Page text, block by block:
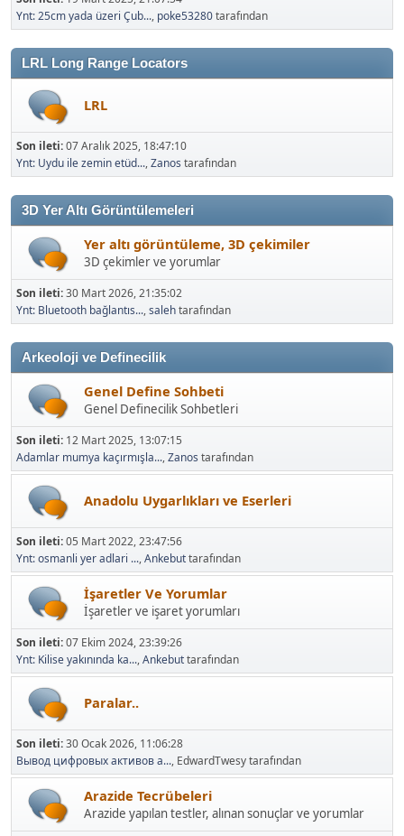
Ynt: 25cm yada üzeri Çub..., poke53280tarafından
LRL Long Range Locators
LRL
Son ileti:07 Aralık 2025, 18:47:10
Ynt: Uydu ile zemin etüd...,Zanos tarafından
3D Yer Altı Görüntülemeleri
Yer altı görüntüleme, 3D çekimiler
3D çekimler ve yorumlar
Son ileti:30 Mart 2026, 21:35:02
Ynt: Bluetooth bağlantıs...,salehtarafından
Arkeoloji ve Definecilik
Genel Define Sohbeti
Genel Definecilik Sohbetleri
Son ileti: 12 Mart 2025, 13:07:15
Adamlar mumya kaçırmışla...,Zanos tarafından
Anadolu Uygarlıkları ve Eserleri
Son ileti:05 Mart 2022, 23:47:56
Ynt: osmanli yer adlari ...,Ankebuttarafından
İşaretler Ve Yorumlar
İşaretler ve işaret yorumları
Son ileti:07 Ekim 2024, 23:39:26
Ynt: Kilise yakınında ka...,Ankebuttarafından
Paralar..
Son ileti:30 Ocak 2026, 11:06:28
Вывод цифровых активов а..., EdwardTwesy tarafından
Arazide Tecrübeleri
Arazide yapılan testler, alınan sonuçlar ve yorumlar